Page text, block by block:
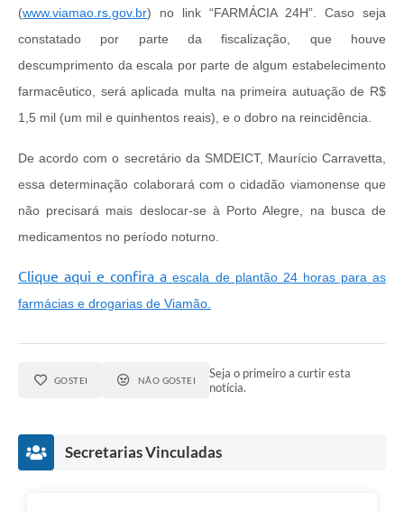
(www.viamao.rs.gov.br) no link “FARMÁCIA 24H”. Caso seja
constatado por parte da fiscalização, que houve
descumprimento da escala por parte de algum estabelecimento
farmacêutico, será aplicada multa na primeira autuação de R$
1,5 mil (um mil e quinhentos reais), e o dobro na reincidência.
De acordo com o secretário da SMDEICT, Maurício Carravetta,
essa determinação colaborará com o cidadão viamonense que
não precisará mais deslocar-se à Porto Alegre, na busca de
medicamentos no período noturno.
Clique aqui e confira aescala de plantão 24 horas para as
farmácias e drogarias de Viamão.
GOSTEI NÃO GOSTEI
Seja o primeiro a curtir esta
notícia.
Secretarias Vinculadas